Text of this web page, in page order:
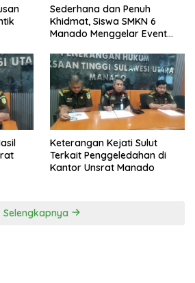
Sederhana dan Penuh
Khidmat, Siswa SMKN 6
Manado Menggelar Event
Keterangan Kejati Sulut
Terkait Penggeledahan di
Kantor Unsrat Manado
Selengkapnya